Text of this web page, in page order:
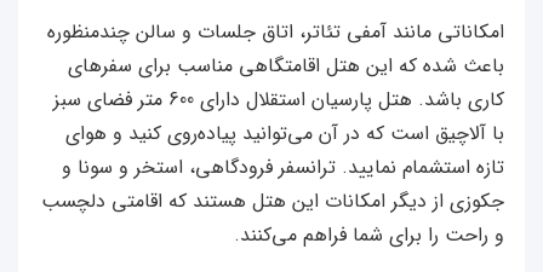
امکاناتی مانند آمفی تئاتر، اتاق جلسات و سالن چندمنظوره
باعث شده که این هتل اقامتگاهی مناسب برای سفرهای
کاری باشد. هتل پارسیان استقلال دارای 600 متر فضای سبز
با آلاچیق است که در آن می‌توانید پیاده‌روی کنید و هوای
تازه استشمام نمایید. ترانسفر فرودگاهی، استخر و سونا و
جکوزی از دیگر امکانات این هتل هستند که اقامتی دلچسب
و راحت را برای شما فراهم می‌کنند.